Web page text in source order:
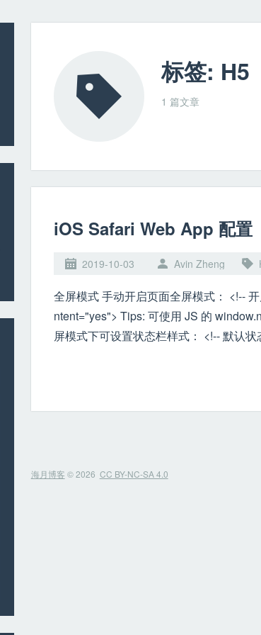
标签: H5
1 篇文章
iOS Safari Web App 配置
2019-10-03 Avin Zheng
全屏模式 手动开启页面全屏模式： <!-- 开启全屏模式 --> <meta name="apple-mobile-web-app-capable" co
ntent="yes"> Tips: 可使用 JS 的 window.navigator.standalone 属性来查看是否开启了全屏模式。 状态栏 全
屏模式下可设
海月博客 © 2026 CC BY-NC-SA 4.0